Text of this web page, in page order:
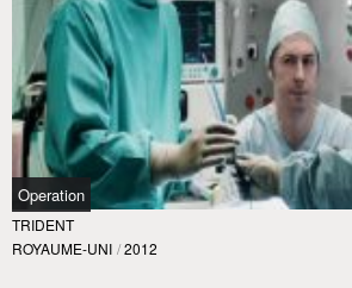
Operation
TRIDENT
ROYAUME-UNI / 2012